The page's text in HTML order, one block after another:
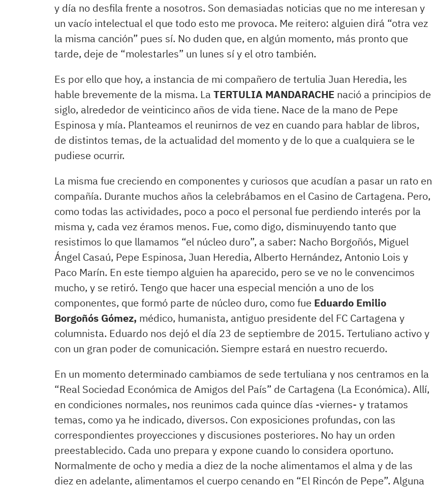
y día no desfila frente a nosotros. Son demasiadas noticias que no me interesan y
un vacío intelectual el que todo esto me provoca. Me reitero: alguien dirá “otra vez
la misma canción” pues sí. No duden que, en algún momento, más pronto que
tarde, deje de “molestarles” un lunes sí y el otro también.
Es por ello que hoy, a instancia de mi compañero de tertulia Juan Heredia, les
hable brevemente de la misma. La TERTULIA MANDARACHE nació a principios de
siglo, alrededor de veinticinco años de vida tiene. Nace de la mano de Pepe
Espinosa y mía. Planteamos el reunirnos de vez en cuando para hablar de libros,
de distintos temas, de la actualidad del momento y de lo que a cualquiera se le
pudiese ocurrir.
La misma fue creciendo en componentes y curiosos que acudían a pasar un rato en
compañía. Durante muchos años la celebrábamos en el Casino de Cartagena. Pero,
como todas las actividades, poco a poco el personal fue perdiendo interés por la
misma y, cada vez éramos menos. Fue, como digo, disminuyendo tanto que
resistimos lo que llamamos “el núcleo duro”, a saber: Nacho Borgoñós, Miguel
Ángel Casaú, Pepe Espinosa, Juan Heredia, Alberto Hernández, Antonio Lois y
Paco Marín. En este tiempo alguien ha aparecido, pero se ve no le convencimos
mucho, y se retiró. Tengo que hacer una especial mención a uno de los
componentes, que formó parte de núcleo duro, como fue Eduardo Emilio
Borgoñós Gómez, médico, humanista, antiguo presidente del FC Cartagena y
columnista. Eduardo nos dejó el día 23 de septiembre de 2015. Tertuliano activo y
con un gran poder de comunicación. Siempre estará en nuestro recuerdo.
En un momento determinado cambiamos de sede tertuliana y nos centramos en la
“Real Sociedad Económica de Amigos del País” de Cartagena (La Económica). Allí,
en condiciones normales, nos reunimos cada quince días -viernes- y tratamos
temas, como ya he indicado, diversos. Con exposiciones profundas, con las
correspondientes proyecciones y discusiones posteriores. No hay un orden
preestablecido. Cada uno prepara y expone cuando lo considera oportuno.
Normalmente de ocho y media a diez de la noche alimentamos el alma y de las
diez en adelante, alimentamos el cuerpo cenando en “El Rincón de Pepe”. Alguna